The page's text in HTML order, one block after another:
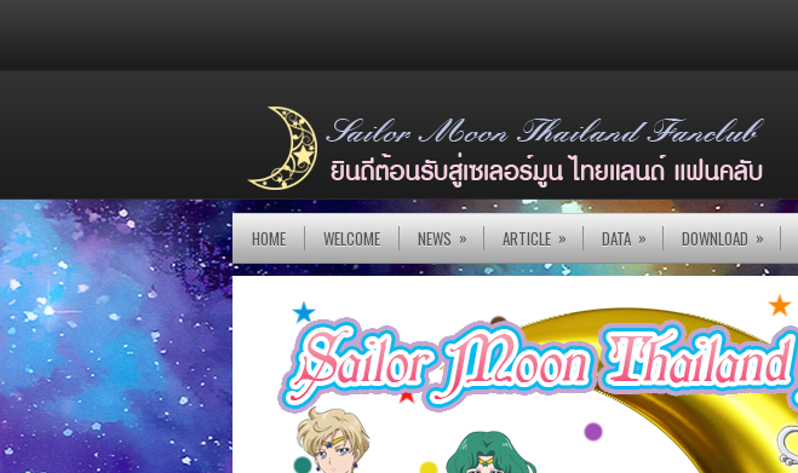
HOME WELCOME NEWS » ARTICLE » DATA » DOWNLOAD »